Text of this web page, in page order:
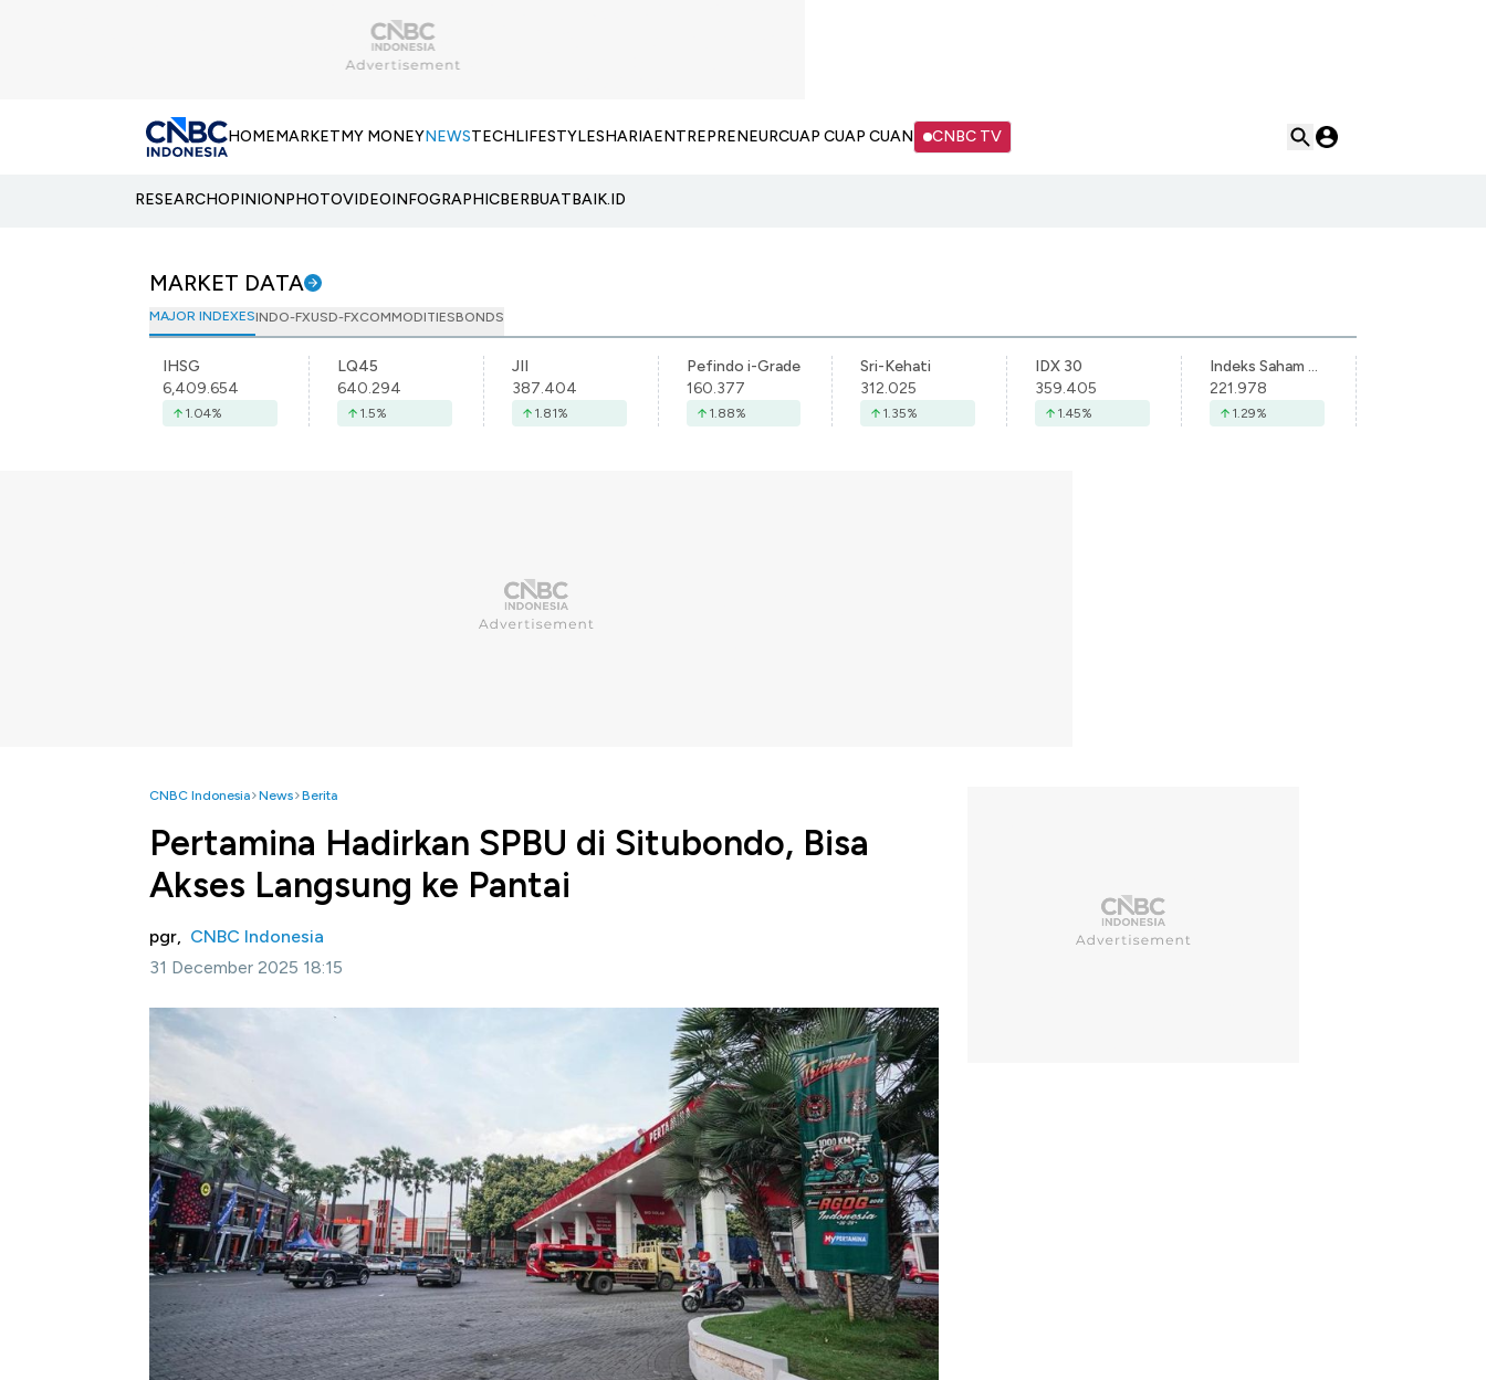
HOMEMARKETMY MONEYNEWSTECHLIFESTYLESHARIAENTREPRENEURCUAP CUAP CUAN CNBC TV
RESEARCHOPINIONPHOTOVIDEOINFOGRAPHICBERBUATBAIK.ID
MARKET DATA
MAJOR INDEXESINDO-FXUSD-FXCOMMODITIESBONDS
IHSG
6,409.654
1.04%
LQ45
640.294
1.5%
JII
387.404
1.81%
Pefindo i-Grade
160.377
1.88%
Sri-Kehati
312.025
1.35%
IDX 30
359.405
1.45%
Indeks Saham Syariah Indonesia
221.978
1.29%
CNBC Indonesia News Berita
Pertamina Hadirkan SPBU di Situbondo, Bisa
Akses Langsung ke Pantai
pgr, CNBC Indonesia
31 December 2025 18:15